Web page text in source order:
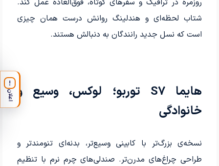
روزمره در ترافیک و سفرهای کوتاه، فوق‌العاده عمل کند.
شتاب لحظه‌ای و هندلینگ روانش درست همان چیزی
است که نسل جدید رانندگان به دنبالش هستند.
هایما S7 توربو؛ لوکس، وسیع و
خانوادگی
نسخه‌ی بزرگ‌تر با کابینی وسیع‌تر، بدنه‌ای تنومندتر و
طراحی چراغ‌های مدرن‌تر. صندلی‌های چرم نرم با تنظیم
!
اعلان